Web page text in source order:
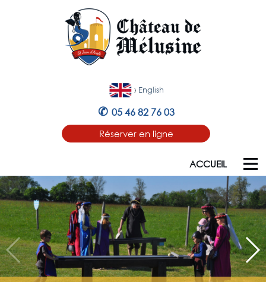
› English
✆ 05 46 82 76 03
Réserver en ligne
ACCUEIL